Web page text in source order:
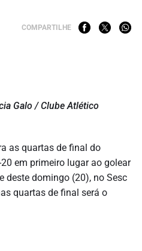
COMPARTILHE
Galo / Clube Atlético
as quartas de final do
em primeiro lugar ao golear
deste domingo (20), no Sesc
quartas de final será o